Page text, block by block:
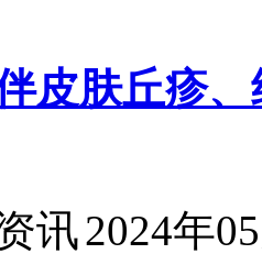
皮肤丘疹
讯2024年